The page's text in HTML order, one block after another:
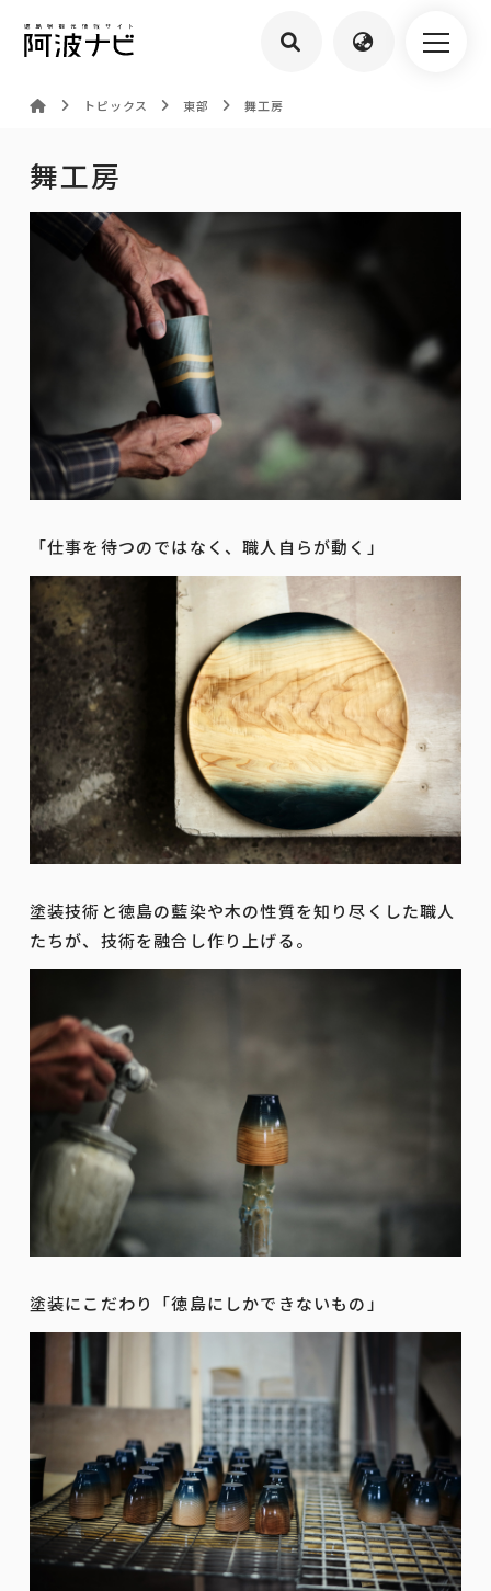
トピックス 東部 舞工房
舞工房
「仕事を待つのではなく、職人自らが動く」
塗装技術と徳島の藍染や木の性質を知り尽くした職人
たちが、技術を融合し作り上げる。
塗装にこだわり「徳島にしかできないもの」